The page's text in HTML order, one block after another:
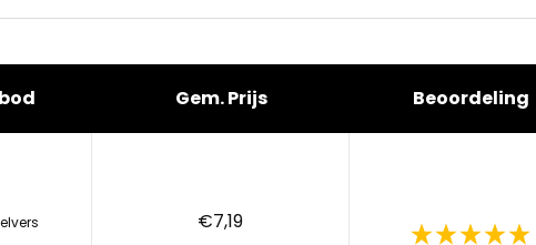
Gem. Prijs Beoordeling
€7,19